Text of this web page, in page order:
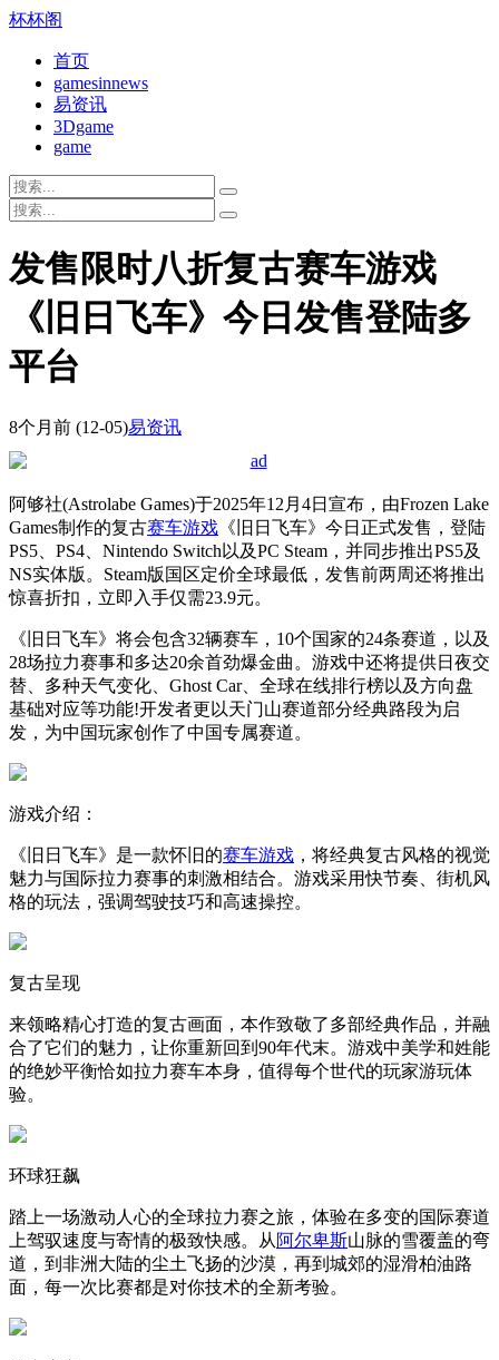
杯杯阁
首页
gamesinnews
易资讯
3Dgame
game
发售限时八折复古赛车游戏
《旧日飞车》今日发售登陆多
平台
8个月前 (12-05)易资讯
阿够社(Astrolabe Games)于2025年12月4日宣布，由Frozen Lake
Games制作的复古赛车游戏 《旧日飞车》今日正式发售，登陆
PS5、PS4、Nintendo Switch以及PC Steam，并同步推出PS5及
NS实体版。Steam版国区定价全球最低，发售前两周还将推出
惊喜折扣，立即入手仅需23.9元。
《旧日飞车》将会包含32辆赛车，10个国家的24条赛道，以及
28场拉力赛事和多达20余首劲爆金曲。游戏中还将提供日夜交
替、多种天气变化、Ghost Car、全球在线排行榜以及方向盘
基础对应等功能!开发者更以天门山赛道部分经典路段为启
发，为中国玩家创作了中国专属赛道。
游戏介绍：
《旧日飞车》是一款怀旧的赛车游戏 ，将经典复古风格的视觉
魅力与国际拉力赛事的刺激相结合。游戏采用快节奏、街机风
格的玩法，强调驾驶技巧和高速操控。
复古呈现
来领略精心打造的复古画面，本作致敬了多部经典作品，并融
合了它们的魅力，让你重新回到90年代末。游戏中美学和姓能
的绝妙平衡恰如拉力赛车本身，值得每个世代的玩家游玩体
验。
环球狂飙
踏上一场激动人心的全球拉力赛之旅，体验在多变的国际赛道
上驾驭速度与寄情的极致快感。从 阿尔卑斯山脉的雪覆盖的弯
道，到非洲大陆的尘土飞扬的沙漠，再到城郊的湿滑柏油路
面，每一次比赛都是对你技术的全新考验。